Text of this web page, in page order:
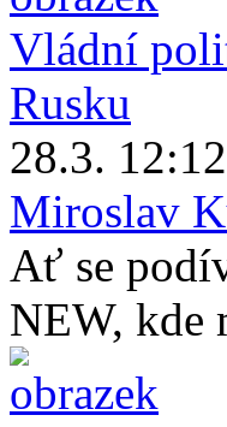
Vládní
Rusku
28.3. 12:12
Miroslav
Ať se
NEW, kde